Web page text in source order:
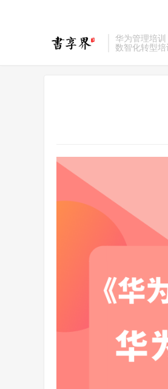
华为管理培训
数智化转型培